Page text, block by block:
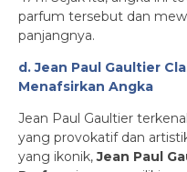
parfum tersebut dan
panjangnya.
d. Jean Paul Gaultier
Menafsirkan Angka
Jean Paul Gaultier
yang provokatif dan
yang ikonik,Jean Paul